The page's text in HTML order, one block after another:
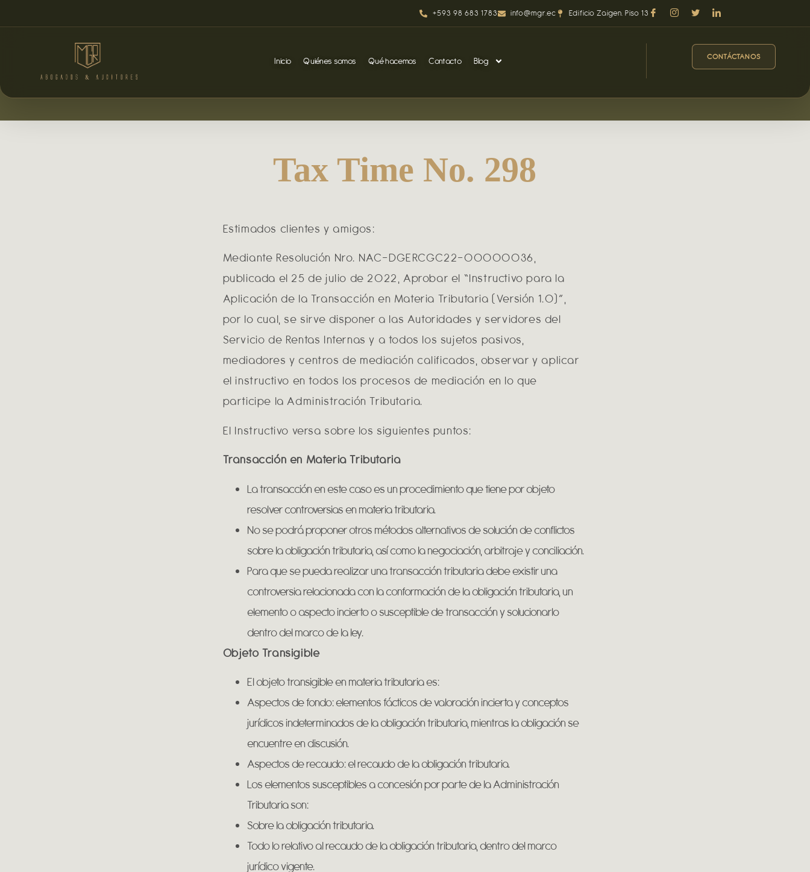
+593 98 683 1783 info@mgr.ec Edificio Zaigen. Piso 13
Inicio Quiénes somos Qué hacemos Contacto Blog CONTÁCTANOS
Tax Time No. 298
Estimados clientes y amigos:
Mediante Resolución Nro. NAC-DGERCGC22-00000036,
publicada el 25 de julio de 2022, Aprobar el “Instructivo para la
Aplicación de la Transacción en Materia Tributaria (Versión 1.0)”,
por lo cual, se sirve disponer a las Autoridades y servidores del
Servicio de Rentas Internas y a todos los sujetos pasivos,
mediadores y centros de mediación calificados, observar y aplicar
el instructivo en todos los procesos de mediación en lo que
participe la Administración Tributaria.
El Instructivo versa sobre los siguientes puntos:
Transacción en Materia Tributaria
La transacción en este caso es un procedimiento que tiene por objeto
resolver controversias en materia tributaria.
No se podrá proponer otros métodos alternativos de solución de conflictos
sobre la obligación tributaria, así como la negociación, arbitraje y conciliación.
Para que se pueda realizar una transacción tributaria debe existir una
controversia relacionada con la conformación de la obligación tributaria, un
elemento o aspecto incierto o susceptible de transacción y solucionarlo
dentro del marco de la ley.
Objeto Transigible
El objeto transigible en materia tributaria es:
Aspectos de fondo: elementos fácticos de valoración incierta y conceptos
jurídicos indeterminados de la obligación tributaria, mientras la obligación se
encuentre en discusión.
Aspectos de recaudo: el recaudo de la obligación tributaria.
Los elementos susceptibles a concesión por parte de la Administración
Tributaria son:
Sobre la obligación tributaria.
Todo lo relativo al recaudo de la obligación tributaria, dentro del marco
jurídico vigente.